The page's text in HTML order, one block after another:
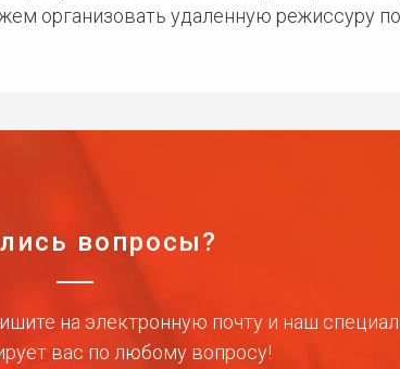
организовать удаленную режиссуру
вопросы?
на электронную почту и наш
вас по любому вопросу!